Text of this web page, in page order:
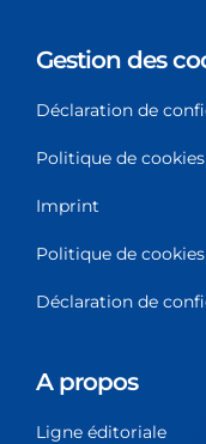
Gestion des
Déclaration de
Politique de cookies
Imprint
Politique de
Déclaration de
A propos
Ligne éditoriale